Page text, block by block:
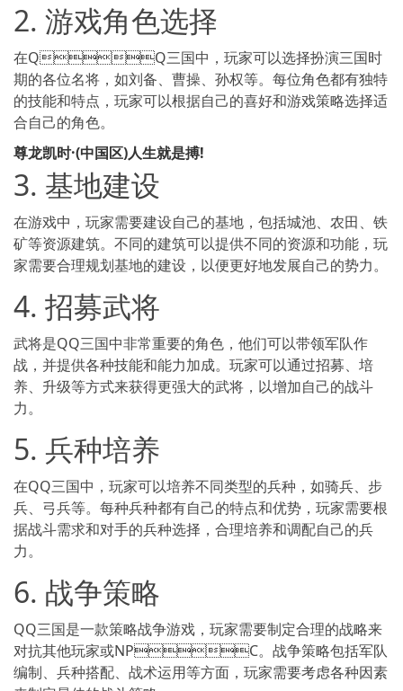
2. 游戏角色选择
在QQ三国中，玩家可以选择扮演三国时
期的各位名将，如刘备、曹操、孙权等。每位角色都有独特
的技能和特点，玩家可以根据自己的喜好和游戏策略选择适
合自己的角色。
尊龙凯时·(中国区)人生就是搏!
3. 基地建设
在游戏中，玩家需要建设自己的基地，包括城池、农田、铁
矿等资源建筑。不同的建筑可以提供不同的资源和功能，玩
家需要合理规划基地的建设，以便更好地发展自己的势力。
4. 招募武将
武将是QQ三国中非常重要的角色，他们可以带领军队作
战，并提供各种技能和能力加成。玩家可以通过招募、培
养、升级等方式来获得更强大的武将，以增加自己的战斗
力。
5. 兵种培养
在QQ三国中，玩家可以培养不同类型的兵种，如骑兵、步
兵、弓兵等。每种兵种都有自己的特点和优势，玩家需要根
据战斗需求和对手的兵种选择，合理培养和调配自己的兵
力。
6. 战争策略
QQ三国是一款策略战争游戏，玩家需要制定合理的战略来
对抗其他玩家或NPC。战争策略包括军队
编制、兵种搭配、战术运用等方面，玩家需要考虑各种因素